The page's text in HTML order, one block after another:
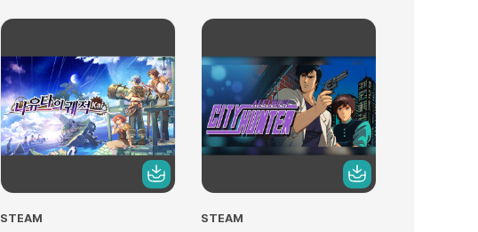
STEAM STEAM